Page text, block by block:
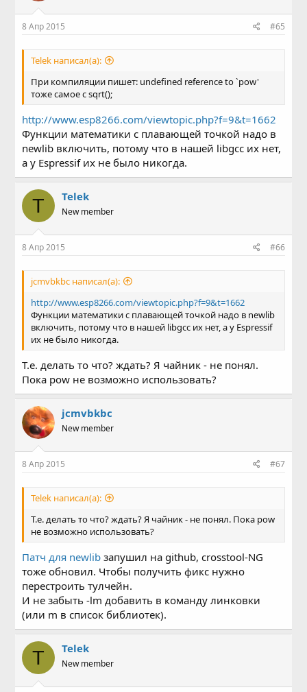
8 Апр 2015 #65
Telek написал(а):
При компиляции пишет: undefined reference to `pow'
тоже самое с sqrt();
http://www.esp8266.com/viewtopic.php?f=9&t=1662
Функции математики с плавающей точкой надо в
newlib включить, потому что в нашей libgcc их нет,
а у Espressif их не было никогда.
T Telek
New member
8 Апр 2015 #66
jcmvbkbc написал(а):
http://www.esp8266.com/viewtopic.php?f=9&t=1662
Функции математики с плавающей точкой надо в newlib
включить, потому что в нашей libgcc их нет, а у Espressif
их не было никогда.
Т.е. делать то что? ждать? Я чайник - не понял.
Пока pow не возможно использовать?
jcmvbkbc
New member
8 Апр 2015 #67
Telek написал(а):
Т.е. делать то что? ждать? Я чайник - не понял. Пока pow
не возможно использовать?
Патч для newlib запушил на github, crosstool-NG
тоже обновил. Чтобы получить фикс нужно
перестроить тулчейн.
И не забыть -lm добавить в команду линковки
(или m в список библиотек).
T Telek
New member